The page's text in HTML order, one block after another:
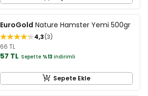
EuroGold Nature Hamster Yemi 500gr
4,3 3
66 TL
57 TL Sepette %13 indirimli
Sepete Ekle